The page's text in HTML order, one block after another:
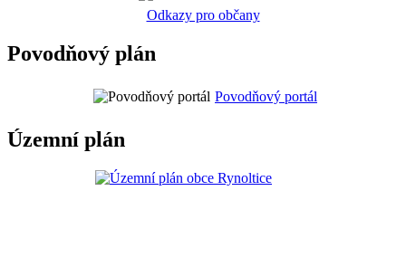
Odkazy pro občany
Povodňový plán
Povodňový portál
Územní plán